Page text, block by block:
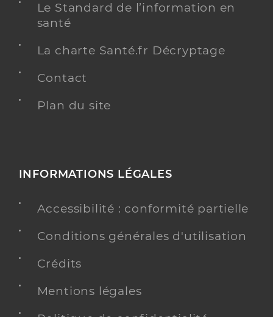
Le Standard de l’information en
santé
La charte Santé.fr Décryptage
Contact
Plan du site
INFORMATIONS LÉGALES
Accessibilité : conformité partielle
Conditions générales d'utilisation
Crédits
Mentions légales